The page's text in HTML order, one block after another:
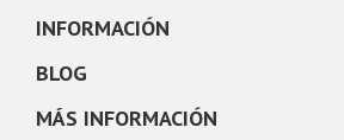
INFORMACIÓN
BLOG
MÁS INFORMACIÓN